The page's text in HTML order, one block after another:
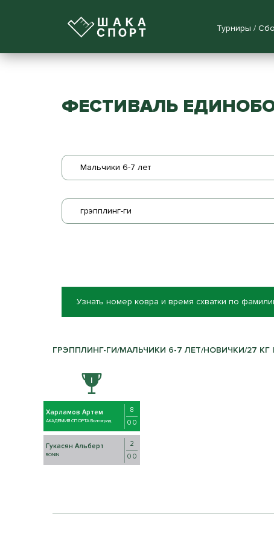
Турниры /
ФЕСТИВАЛЬ
Мальчики 6-7 лет
грэпплинг-ги
Узнать номер ковра и время схватки по
ГРЭППЛИНГ-ГИ/МАЛЬЧИКИ 6-7 ЛЕТ/НОВИЧКИ/27 КГ
Харламов Артем
АКАДЕМИЯ СПОРТА Волгоград
8
0 0
Гукасян Альберт
RONIN
2
0 0